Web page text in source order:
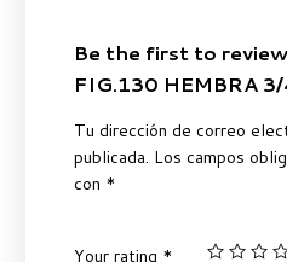
Be the first to
FIG.130 HEMBRA
Tu dirección de correo
publicada. Los campos
con *
Your rating *